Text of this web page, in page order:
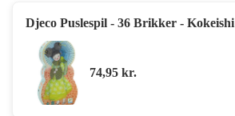
Djeco Puslespil - 36 Brikker - Kokeishi
74,95 kr.